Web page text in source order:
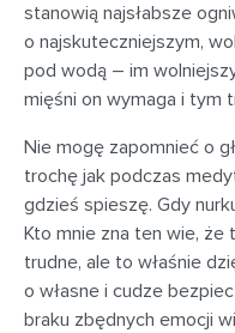
stanowią najsłabsze
o najskuteczniejszym,
pod wodą – im
mięśni on wymaga i tym
Nie mogę zapomnieć o
trochę jak podczas
gdzieś spieszę. Gdy
Kto mnie zna ten wie, że
trudne, ale to właśnie
o własne i cudze
braku zbędnych emocji